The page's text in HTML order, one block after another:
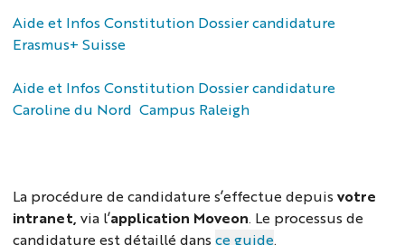
Aide et Infos Constitution Dossier candidature
Erasmus+ Suisse
Aide et Infos Constitution Dossier candidature
Caroline du Nord Campus Raleigh
La procédure de candidature s’effectue depuisvotre
intranet, via l’application Moveon. Le processus de
candidature est détaillé dansce guide.